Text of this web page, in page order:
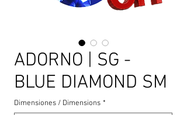
ADORNO | SG -
BLUE DIAMOND SM
Dimensiones / Dimensions *